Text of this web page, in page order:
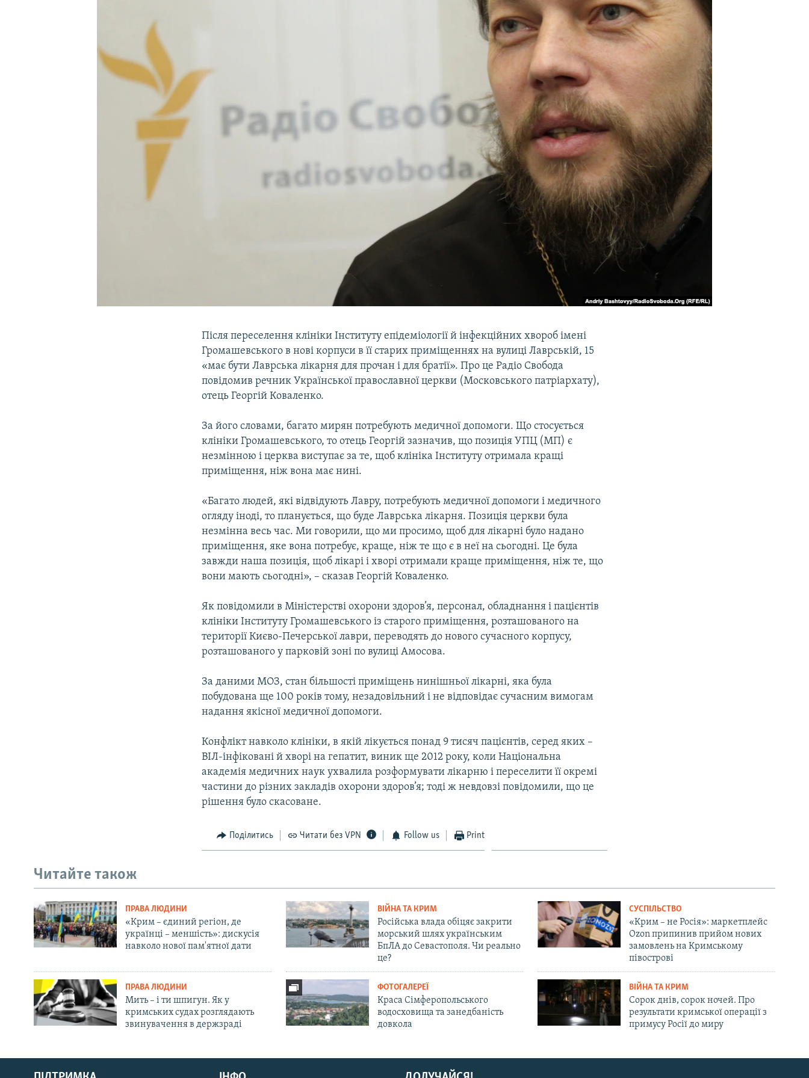
УКРАЇНСЬКА ПРОБЛЕМА КРИМУ
Русский
Після переселення клініки Інституту епідеміології й інфекційних хвороб імені
Громашевського в нові корпуси в її старих приміщеннях на вулиці Лаврській, 15
«має бути Лаврська лікарня для прочан і для братії». Про це Радіо Свобода
повідомив речник Української православної церкви (Московського патріархату),
отець Георгій Коваленко.
За його словами, багато мирян потребують медичної допомоги. Що стосується
клініки Громашевського, то отець Георгій зазначив, що позиція УПЦ (МП) є
незмінною і церква виступає за те, щоб клініка Інституту отримала кращі
приміщення, ніж вона має нині.
«Багато людей, які відвідують Лавру, потребують медичної допомоги і медичного
огляду іноді, то планується, що буде Лаврська лікарня. Позиція церкви була
незмінна весь час. Ми говорили, що ми просимо, щоб для лікарні було надано
приміщення, яке вона потребує, краще, ніж те що є в неї на сьогодні. Це була
завжди наша позиція, щоб лікарі і хворі отримали краще приміщення, ніж те, що
вони мають сьогодні», – сказав Георгій Коваленко.
Як повідомили в Міністерстві охорони здоров’я, персонал, обладнання і пацієнтів
клініки Інституту Громашевського із старого приміщення, розташованого на
території Києво-Печерської лаври, переводять до нового сучасного корпусу,
розташованого у парковій зоні по вулиці Амосова.
За даними МОЗ, стан більшості приміщень нинішньої лікарні, яка була
побудована ще 100 років тому, незадовільний і не відповідає сучасним вимогам
надання якісної медичної допомоги.
Конфлікт навколо клініки, в якій лікується понад 9 тисяч пацієнтів, серед яких –
ВІЛ-інфіковані й хворі на гепатит, виник ще 2012 року, коли Національна
академія медичних наук ухвалила розформувати лікарню і переселити її окремі
частини до різних закладів охорони здоров’я; тоді ж невдовзі повідомили, що це
рішення було скасоване.
Поділитись Читати без VPN Follow us Print
Читайте також
ПРАВА ЛЮДИНИ
«Крим – єдиний регіон, де
українці – меншість»: дискусія
навколо нової пам'ятної дати
ВІЙНА ТА КРИМ
Російська влада обіцяє закрити
морський шлях українським
БпЛА до Севастополя. Чи реально
це?
СУСПІЛЬСТВО
«Крим – не Росія»: маркетплейс
Ozon припинив прийом нових
замовлень на Кримському
півострові
ПРАВА ЛЮДИНИ
Мить – і ти шпигун. Як у
кримських судах розглядають
звинувачення в держзраді
ФОТОГАЛЕРЕЇ
Краса Сімферопольського
водосховища та занедбаність
довкола
ВІЙНА ТА КРИМ
Сорок днів, сорок ночей. Про
результати кримської операції з
примусу Росії до миру